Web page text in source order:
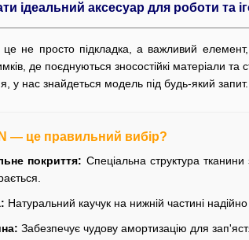
ідеальний аксесуар для роботи та
не просто підкладка, а важливий
де поєднуються зносостійкі матеріали
у нас знайдеться модель під будь-який запит.
— це правильний вибір?
покриття: Спеціальна структура
Натуральний каучук на нижній частині
Забезпечує чудову амортизацію для